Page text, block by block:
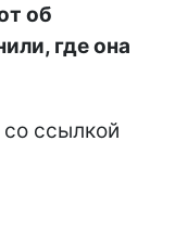
об
где она
со ссылкой